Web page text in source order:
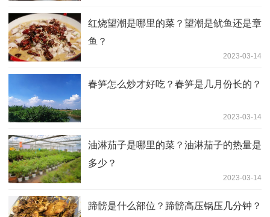
红烧望潮是哪里的菜？望潮是鱿鱼还是章
鱼？
2023-03-14
春笋怎么炒才好吃？春笋是几月份长的？
2023-03-14
油淋茄子是哪里的菜？油淋茄子的热量是
多少？
2023-03-14
蹄髈是什么部位？蹄髈高压锅压几分钟？